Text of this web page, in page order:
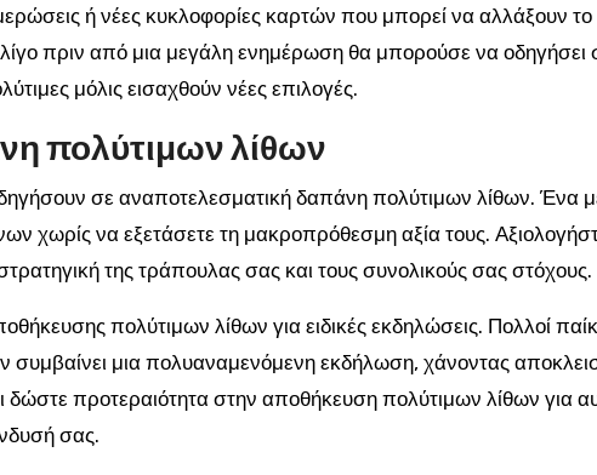
ή νέες κυκλοφορίες καρτών που μπορεί να αλλάξουν
πριν από μια μεγάλη ενημέρωση θα μπορούσε να οδηγήσει
μόλις εισαχθούν νέες επιλογές.
πολύτιμων λίθων
σε αναποτελεσματική δαπάνη πολύτιμων λίθων. Ένα
χωρίς να εξετάσετε τη μακροπρόθεσμη αξία τους.
της τράπουλας σας και τους συνολικούς σας στόχους.
πολύτιμων λίθων για ειδικές εκδηλώσεις. Πολλοί
συμβαίνει μια πολυαναμενόμενη εκδήλωση, χάνοντας
προτεραιότητα στην αποθήκευση πολύτιμων λίθων για
σας.